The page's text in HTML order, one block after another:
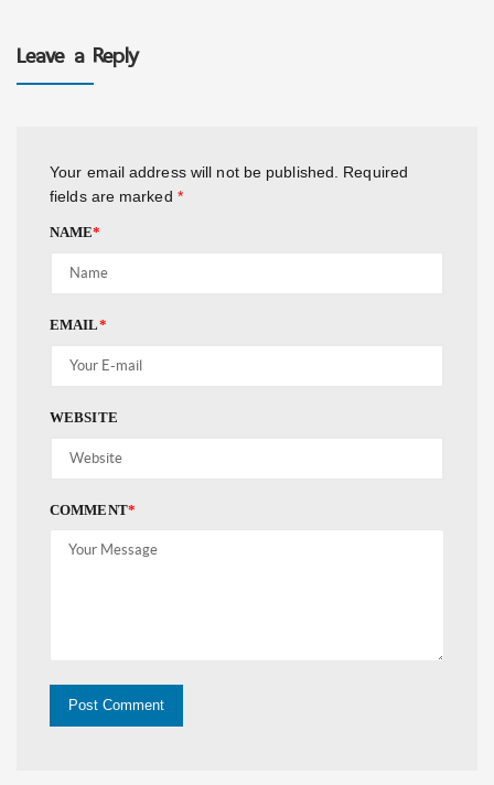
Leave a Reply
Your email address will not be published.
Required
fields are marked *
NAME*
EMAIL*
WEBSITE
COMMENT*